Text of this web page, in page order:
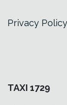
Privacy Policy
TAXI 1729